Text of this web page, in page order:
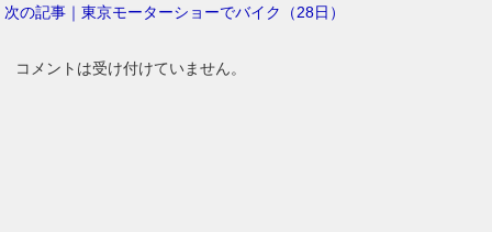
次の記事｜東京モーターショーでバイク（28日）
コメントは受け付けていません。